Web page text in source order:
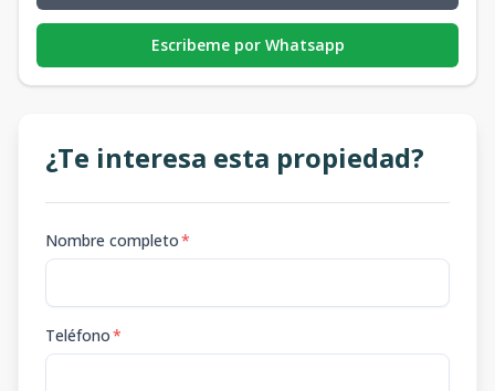
Escribeme por Whatsapp
¿Te interesa esta propiedad?
Nombre completo*
Teléfono*